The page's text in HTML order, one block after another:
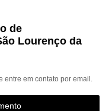
de
Lourenço da
entre em contato por email.